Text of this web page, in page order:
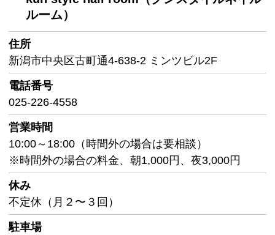
ルーム）
住所
新潟市中央区古町通4-638-2 ミンツビル2F
電話番号
025-226-4558
営業時間
10:00～18:00（時間外の場合は要相談）
※時間外の場合の料金、朝1,000円、夜3,000円
休み
不定休（月２〜３回）
駐車場